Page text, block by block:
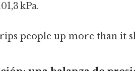
kPa.
people up more than it